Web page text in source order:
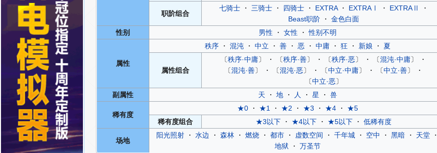
职阶组合
七骑士・ 三骑士・ 四骑士・ EXTRA・ EXTRAⅠ ・ EXTRAⅡ
・
Beast职阶 ・ 金色白面
性别
男性 ・ 女性 ・性别不明
属性
秩序・ 混沌・ 中立 ・ 善・ 恶・ 中庸・ 狂 ・ 新娘 ・ 夏
属性组合
〔秩序·中庸〕 ・ 〔秩序·善〕 ・ 〔秩序·恶〕 ・ 〔混沌·中庸〕 ・
〔混沌·善〕 ・ 〔混沌·恶〕 ・ 〔中立·中庸〕 ・ 〔中立·善〕 ・
〔中立·恶〕
副属性
天 ・ 地・ 人 ・ 星 ・ 兽
稀有度
★0・ ★1・ ★2 ・ ★3 ・ ★4・ ★5
稀有度组合 ★3以下 ・ ★4以下 ・ ★5以下 ・ 低稀有度
场地
阳光照射・ 水边 ・ 森林・ 燃烧・ 都市・ 虚数空间 ・ 千年城・ 空中 ・ 黑暗・ 天堂・
地狱 ・ 万圣节